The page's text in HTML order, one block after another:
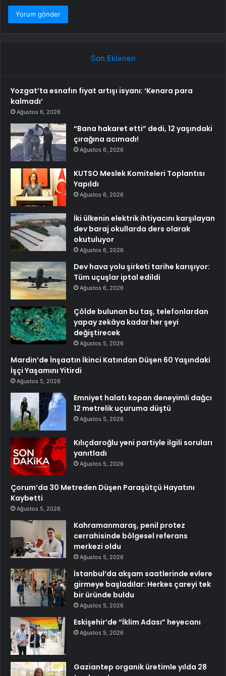
Son Eklenen
Yozgat’ta esnafın fiyat artışı isyanı: ‘Kenara para
kalmadı’
Ağustos 6, 2026
“Bana hakaret etti” dedi, 12 yaşındaki
çırağına acımadı!
Ağustos 6, 2026
KUTSO Meslek Komiteleri Toplantısı
Yapıldı
Ağustos 6, 2026
İki ülkenin elektrik ihtiyacını karşılayan
dev baraj okullarda ders olarak
okutuluyor
Ağustos 6, 2026
Dev hava yolu şirketi tarihe karışıyor:
Tüm uçuşlar iptal edildi
Ağustos 6, 2026
Çölde bulunan bu taş, telefonlardan
yapay zekâya kadar her şeyi
değiştirecek
Ağustos 5, 2026
Mardin’de İnşaatın İkinci Katından Düşen 60 Yaşındaki
İşçi Yaşamını Yitirdi
Ağustos 5, 2026
Emniyet halatı kopan deneyimli dağcı
12 metrelik uçuruma düştü
Ağustos 5, 2026
Kılıçdaroğlu yeni partiyle ilgili soruları
yanıtladı
Ağustos 5, 2026
Çorum’da 30 Metreden Düşen Paraşütçü Hayatını
Kaybetti
Ağustos 5, 2026
Kahramanmaraş, penil protez
cerrahisinde bölgesel referans
merkezi oldu
Ağustos 5, 2026
İstanbul’da akşam saatlerinde evlere
girmeye başladılar: Herkes çareyi tek
bir üründe buldu
Ağustos 5, 2026
Eskişehir’de “İklim Adası” heyecanı
Ağustos 5, 2026
Gaziantep organik üretimle yılda 28